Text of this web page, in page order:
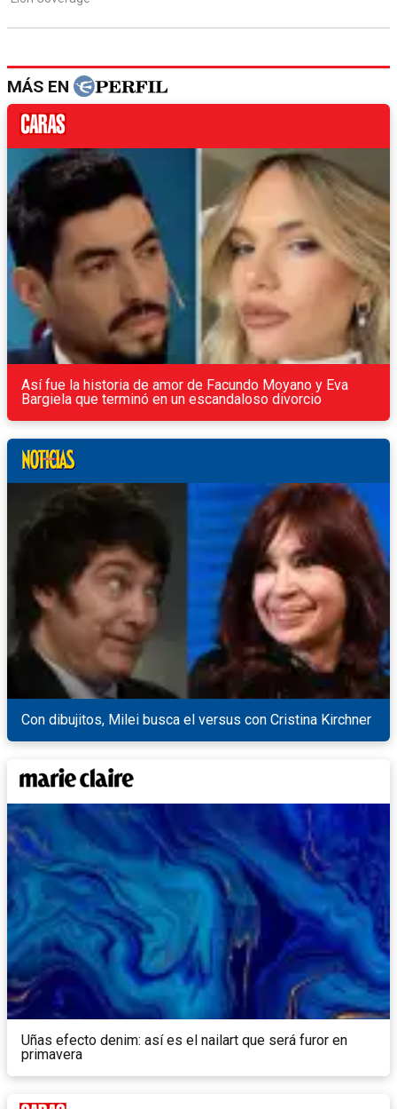
MÁS EN
Así fue la historia de amor de Facundo Moyano y Eva
Bargiela que terminó en un escandaloso divorcio
Con dibujitos, Milei busca el versus con Cristina Kirchner
Uñas efecto denim: así es el nailart que será furor en
primavera